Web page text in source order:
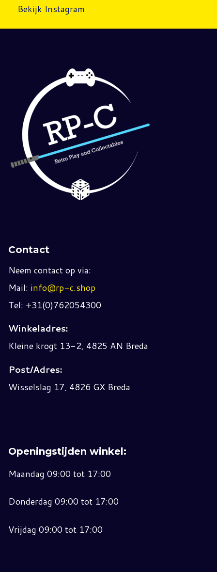
Bekijk Instagram
Contact
Neem contact op via:
Mail: info@rp-c.shop
Tel: +31(0)762054300
Winkeladres:
Kleine krogt 13-2, 4825 AN Breda
Post/Adres:
Wisselslag 17, 4826 GX Breda
Openingstijden winkel:
Maandag 09:00 tot 17:00
Donderdag 09:00 tot 17:00
Vrijdag 09:00 tot 17:00